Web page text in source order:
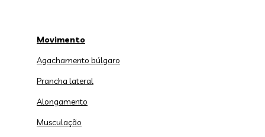
Movimento
Agachamento búlgaro
Prancha lateral
Alongamento
Musculação